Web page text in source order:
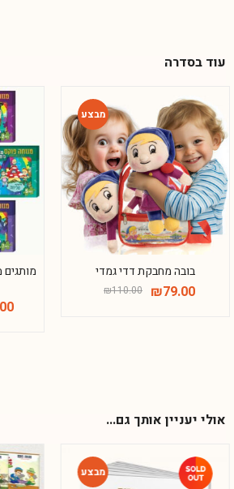
עוד בסדרה
-28%
בובה מחבקת דדי גמדי
₪110.00 ₪79.00
אולי יעניין אותך גם...